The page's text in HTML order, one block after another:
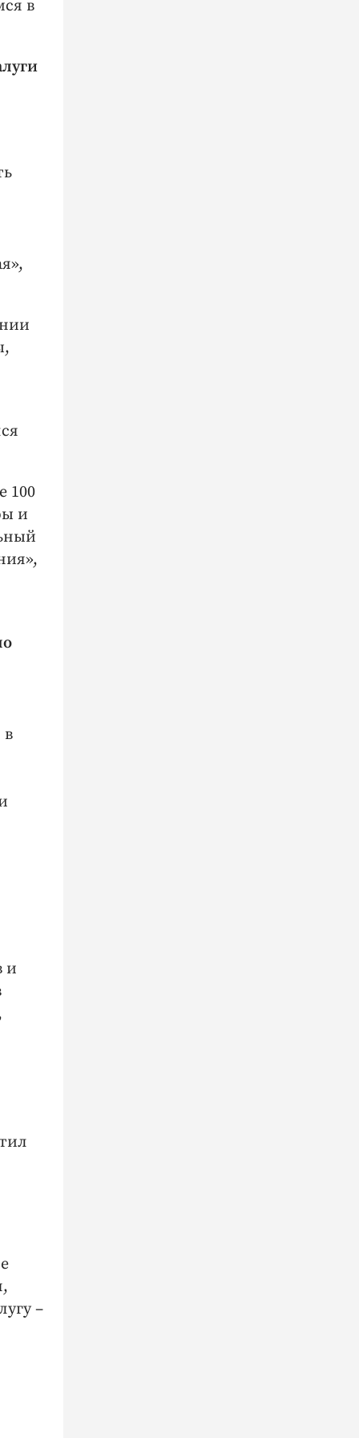
в
100
и
в
и
–